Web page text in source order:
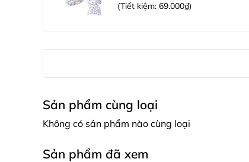
(Tiết kiệm: 69.000₫)
Sản phẩm cùng loại
Không có sản phẩm nào cùng loại
Sản phẩm đã xem